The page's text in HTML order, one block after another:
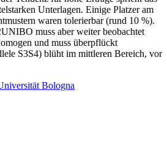
Unterlagen. Einige Platzer am
waren tolerierbar (rund 10 %).
muss aber weiter beobachtet
und muss überpflückt
S3S4) blüht im mittleren Bereich, vor
Bologna